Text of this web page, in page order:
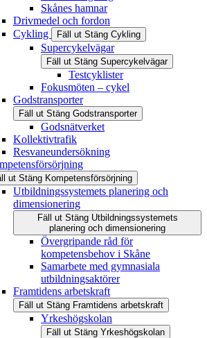
Skånes hamnar
Drivmedel och fordon
Cykling
Fäll ut Stäng Cykling
Supercykelvägar
Fäll ut Stäng Supercykelvägar
Testcyklister
Fokusmöten – cykel
Godstransporter
Fäll ut Stäng Godstransporter
Godsnätverket
Kollektivtrafik
Resvaneundersökning
ut Stäng Kompetensförsörjning
Utbildningssystemets planering och
dimensionering
Fäll ut Stäng Utbildningssystemets
planering och dimensionering
Övergripande råd för
kompetensbehov i Skåne
Samarbete med gymnasiala
utbildningsaktörer
Framtidens arbetskraft
Fäll ut Stäng Framtidens arbetskraft
Yrkeshögskolan
Fäll ut Stäng Yrkeshögskolan